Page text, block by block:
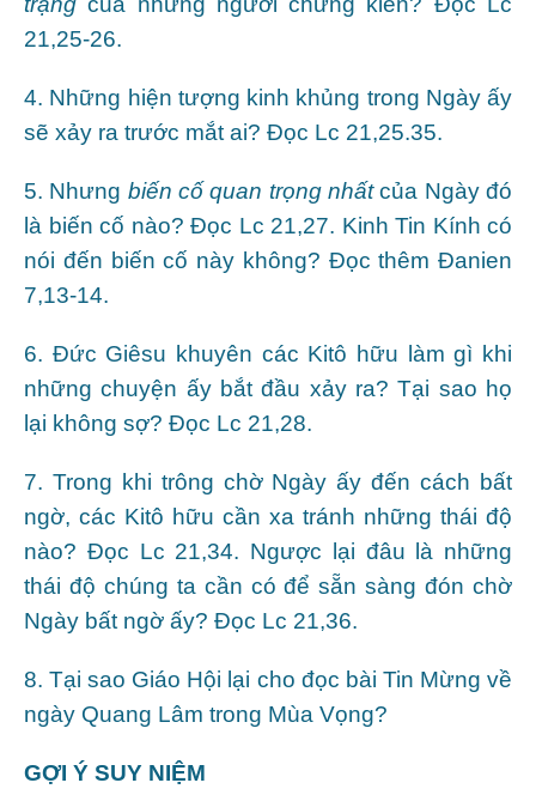
21,25-26.
4. Những hiện tượng kinh khủng trong Ngày ấy
sẽ xảy ra trước mắt ai? Đọc Lc 21,25.35.
5. Nhưng biến cố quan trọng nhấtcủa Ngày đó
là biến cố nào? Đọc Lc 21,27. Kinh Tin Kính có
nói đến biến cố này không? Đọc thêm Đanien
7,13-14.
6. Đức Giêsu khuyên các Kitô hữu làm gì khi
những chuyện ấy bắt đầu xảy ra? Tại sao họ
lại không sợ? Đọc Lc 21,28.
7. Trong khi trông chờ Ngày ấy đến cách bất
ngờ, các Kitô hữu cần xa tránh những thái độ
nào? Đọc Lc 21,34. Ngược lại đâu là những
thái độ chúng ta cần có để sẵn sàng đón chờ
Ngày bất ngờ ấy? Đọc Lc 21,36.
8. Tại sao Giáo Hội lại cho đọc bài Tin Mừng về
ngày Quang Lâm trong Mùa Vọng?
GỢI Ý SUY NIỆM